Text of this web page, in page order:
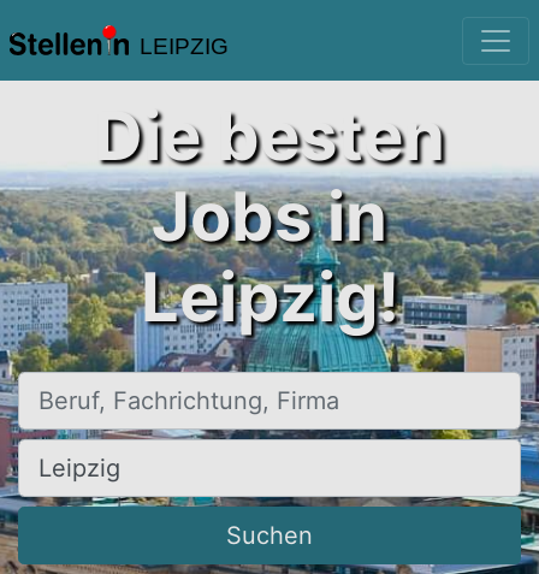
LEIPZIG
Die besten
Jobs in
Leipzig!
Beruf, Fachrichtung, Firma
Ort, Stadt
Suchen